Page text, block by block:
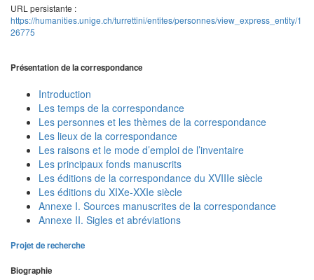
URL persistante :
https://humanities.unige.ch/turrettini/entites/personnes/view_express_entity/1
26775
Présentation de la correspondance
Introduction
Les temps de la correspondance
Les personnes et les thèmes de la correspondance
Les lieux de la correspondance
Les raisons et le mode d’emploi de l’inventaire
Les principaux fonds manuscrits
Les éditions de la correspondance du XVIIIe siècle
Les éditions du XIXe-XXIe siècle
Annexe I. Sources manuscrites de la correspondance
Annexe II. Sigles et abréviations
Projet de recherche
Biographie